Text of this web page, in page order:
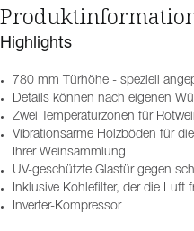
Highlights
780 mm Türhöhe - speziell
Details können nach eigenen
Zwei Temperaturzonen für
Vibrationsarme Holzböden für
Ihrer Weinsammlung
UV-geschützte Glastür gegen
Inklusive Kohlefilter, der die Luft
Inverter-Kompressor